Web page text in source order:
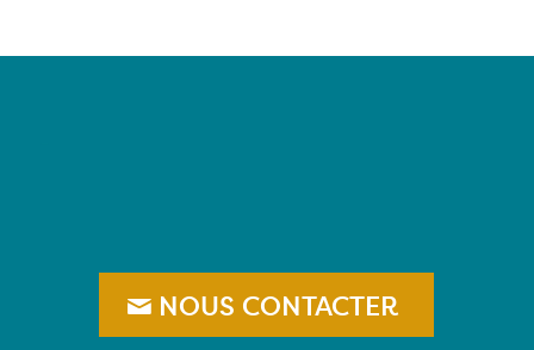
NOUS CONTACTER